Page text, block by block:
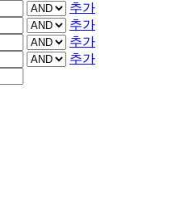
추가
추가
추가
추가